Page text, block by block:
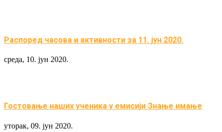
Распоред часова и активности за 11. јун 2020.
среда, 10. јун 2020.
Гостовање наших ученика у емисији Знање имање
уторак, 09. јун 2020.